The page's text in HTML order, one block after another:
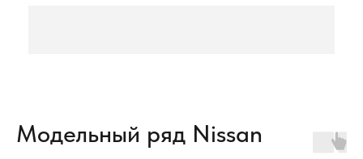
Модельный ряд Nissan